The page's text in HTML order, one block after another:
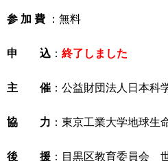
参 加 費 ：無料
申 込 ： 終了しました
主 催 ：公益財団法人日本科
協 力 ：東京工業大学地球生
後 援 ：目黒区教育委員会